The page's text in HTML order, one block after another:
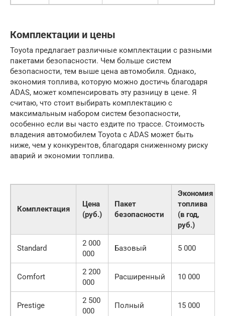
Комплектации и цены
Toyota предлагает различные комплектации с разными
пакетами безопасности. Чем больше систем
безопасности, тем выше цена автомобиля. Однако,
экономия топлива, которую можно достичь благодаря
ADAS, может компенсировать эту разницу в цене. Я
считаю, что стоит выбирать комплектацию с
максимальным набором систем безопасности,
особенно если вы часто ездите по трассе. Стоимость
владения автомобилем Toyota с ADAS может быть
ниже, чем у конкурентов, благодаря сниженному риску
аварий и экономии топлива.
Комплектация
Цена
(руб.)
Пакет
безопасности
Экономия
топлива
(в год,
руб.)
Standard
2 000
000
Базовый 5 000
Comfort
2 200
000
Расширенный 10 000
Prestige
2 500
000
Полный 15 000